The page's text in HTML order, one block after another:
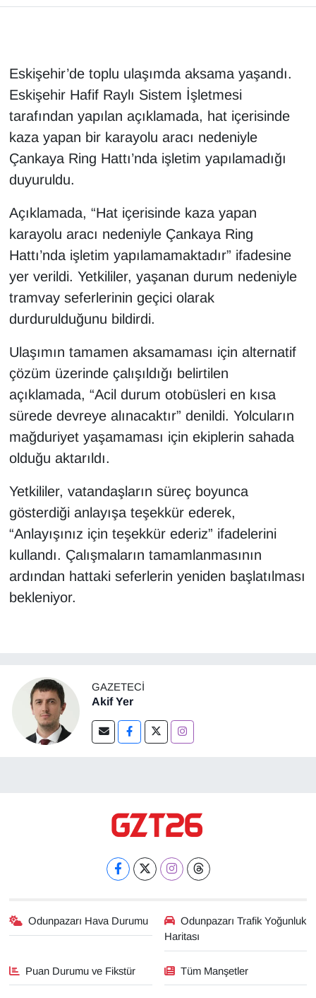
Eskişehir’de toplu ulaşımda aksama yaşandı.
Eskişehir Hafif Raylı Sistem İşletmesi
tarafından yapılan açıklamada, hat içerisinde
kaza yapan bir karayolu aracı nedeniyle
Çankaya Ring Hattı’nda işletim yapılamadığı
duyuruldu.
Açıklamada, “Hat içerisinde kaza yapan
karayolu aracı nedeniyle Çankaya Ring
Hattı’nda işletim yapılamamaktadır” ifadesine
yer verildi. Yetkililer, yaşanan durum nedeniyle
tramvay seferlerinin geçici olarak
durdurulduğunu bildirdi.
Ulaşımın tamamen aksamaması için alternatif
çözüm üzerinde çalışıldığı belirtilen
açıklamada, “Acil durum otobüsleri en kısa
sürede devreye alınacaktır” denildi. Yolcuların
mağduriyet yaşamaması için ekiplerin sahada
olduğu aktarıldı.
Yetkililer, vatandaşların süreç boyunca
gösterdiği anlayışa teşekkür ederek,
“Anlayışınız için teşekkür ederiz” ifadelerini
kullandı. Çalışmaların tamamlanmasının
ardından hattaki seferlerin yeniden başlatılması
bekleniyor.
GAZETECI
Akif Yer
Odunpazarı Hava Durumu
Odunpazarı Trafik Yoğunluk
Haritası
Puan Durumu ve Fikstür Tüm Manşetler